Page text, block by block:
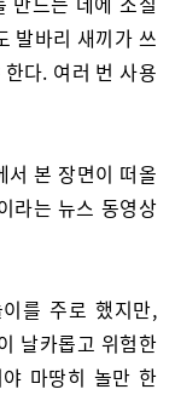
발바리 새끼가 쓰
다. 여러 번 사용
서 본 장면이 떠올
라는 뉴스 동영상
를 주로 했지만,
날카롭고 위험한
마땅히 놀만 한